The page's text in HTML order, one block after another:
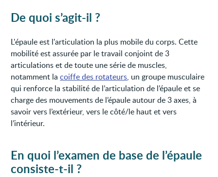
De quoi s’agit-il ?
L'épaule est l'articulation la plus mobile du corps. Cette
mobilité est assurée par le travail conjoint de 3
articulations et de toute une série de muscles,
notamment lacoiffe des rotateurs, un groupe musculaire
qui renforce la stabilité de l’articulation de l’épaule et se
charge des mouvements de l’épaule autour de 3 axes, à
savoir vers l’extérieur, vers le côté/le haut et vers
l’intérieur.
En quoi l’examen de base de l’épaule
consiste-t-il ?